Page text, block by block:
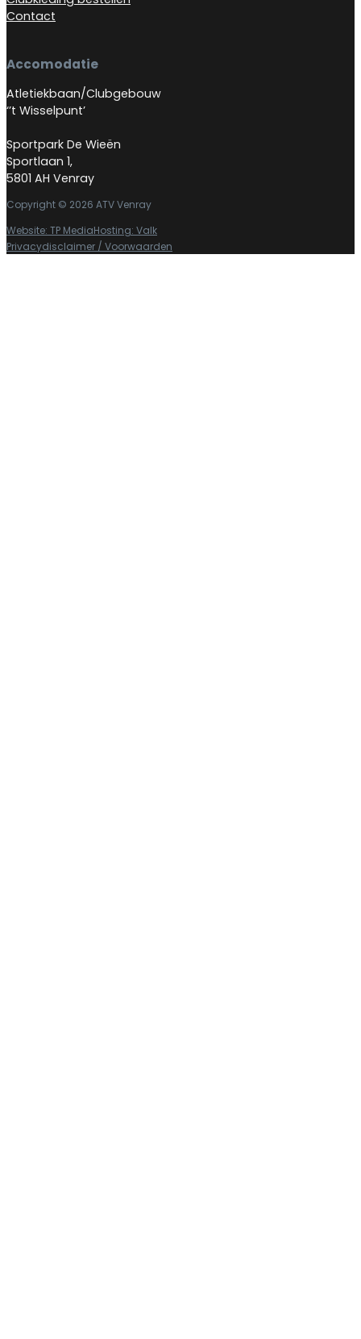
Contact
Accomodatie
Atletiekbaan/Clubgebouw
‘’t Wisselpunt’
Sportpark De Wieën
Sportlaan 1,
5801 AH Venray
Copyright © 2026 ATV Venray
Website: TP MediaHosting: Valk
Privacydisclaimer / Voorwaarden